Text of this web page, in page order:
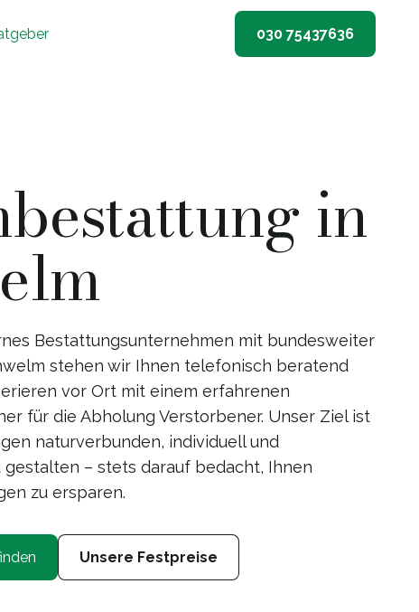
030 75437636
in
Bestattungsunternehmen mit bundesweiter
stehen wir Ihnen telefonisch beratend
vor Ort mit einem erfahrenen
für die Abholung Verstorbener. Unser Ziel ist
naturverbunden, individuell und
gestalten – stets darauf bedacht, Ihnen
zu ersparen.
Unsere Festpreise